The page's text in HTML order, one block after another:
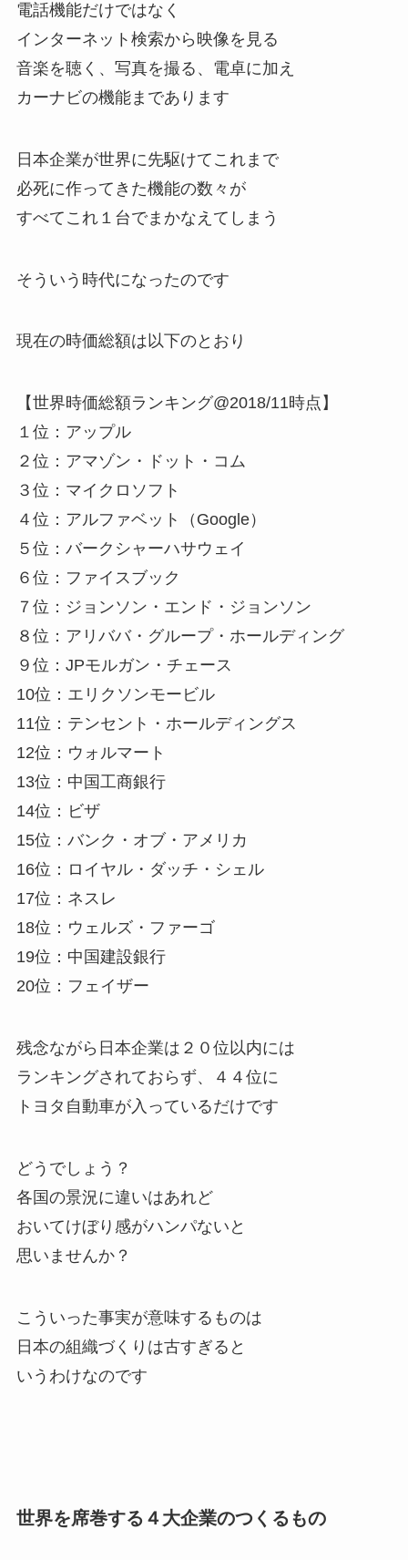
電話機能だけではなく
インターネット検索から映像を見る
音楽を聴く、写真を撮る、電卓に加え
カーナビの機能まであります
日本企業が世界に先駆けてこれまで
必死に作ってきた機能の数々が
すべてこれ１台でまかなえてしまう
そういう時代になったのです
現在の時価総額は以下のとおり
【世界時価総額ランキング@2018/11時点】
１位：アップル
２位：アマゾン・ドット・コム
３位：マイクロソフト
４位：アルファベット（Google）
５位：バークシャーハサウェイ
６位：ファイスブック
７位：ジョンソン・エンド・ジョンソン
８位：アリババ・グループ・ホールディング
９位：JPモルガン・チェース
10位：エリクソンモービル
11位：テンセント・ホールディングス
12位：ウォルマート
13位：中国工商銀行
14位：ビザ
15位：バンク・オブ・アメリカ
16位：ロイヤル・ダッチ・シェル
17位：ネスレ
18位：ウェルズ・ファーゴ
19位：中国建設銀行
20位：フェイザー
残念ながら日本企業は２０位以内には
ランキングされておらず、４４位に
トヨタ自動車が入っているだけです
どうでしょう？
各国の景況に違いはあれど
おいてけぼり感がハンパないと
思いませんか？
こういった事実が意味するものは
日本の組織づくりは古すぎると
いうわけなのです
世界を席巻する４大企業のつくるもの